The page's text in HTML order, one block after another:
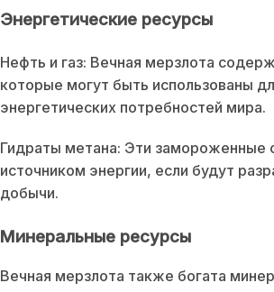
Энергетические ресурсы
Нефть и газ: Вечная мерзлота
которые могут быть использованы
энергетических потребностей мира.
Гидраты метана: Эти замороженные
источником энергии, если будут
добычи.
Минеральные ресурсы
Вечная мерзлота также богата